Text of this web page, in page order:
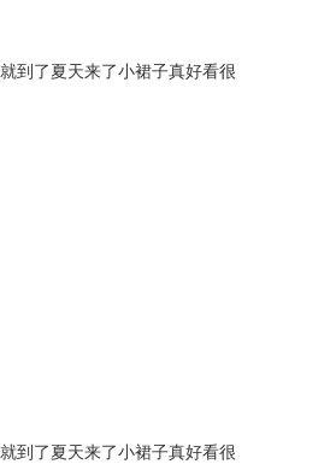
到了夏天来了小裙子真好看很
到了夏天来了小裙子真好看很